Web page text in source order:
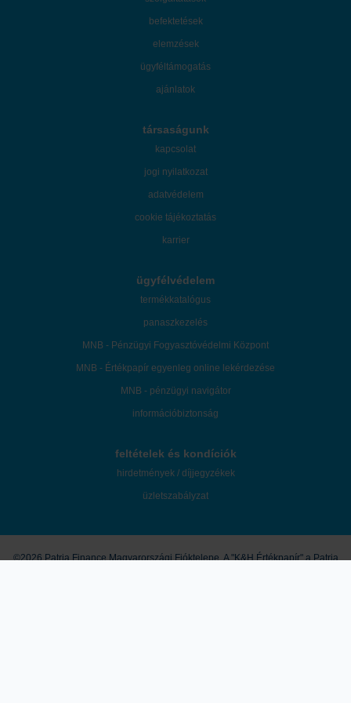
befektetések
elemzések
ügyféltámogatás
ajánlatok
társaságunk
kapcsolat
jogi nyilatkozat
adatvédelem
cookie tájékoztatás
karrier
ügyfélvédelem
termékkatalógus
panaszkezelés
MNB - Pénzügyi Fogyasztóvédelmi Központ
MNB - Értékpapír egyenleg online lekérdezése
MNB - pénzügyi navigátor
információbiztonság
feltételek és kondíciók
hirdetmények / díjjegyzékek
üzletszabályzat
©2026 Patria Finance Magyarországi Fióktelepe. A "K&H Értékpapír" a Patria